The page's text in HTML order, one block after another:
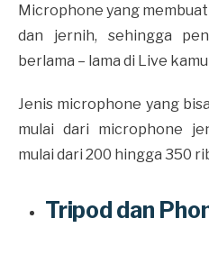
Microphone yang
dan jernih, sehingga
berlama – lama di Live
Jenis microphone yang
mulai dari microphone
mulai dari 200 hingga 350
Tripod dan